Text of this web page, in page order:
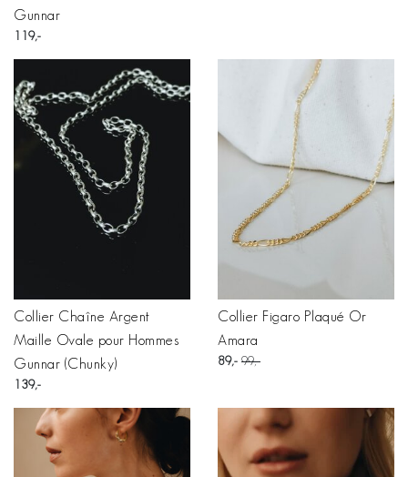
Gunnar
119
Collier Chaîne Argent
Maille Ovale pour Hommes
Gunnar (Chunky)
139
Collier Figaro Plaqué Or
Amara
89 99